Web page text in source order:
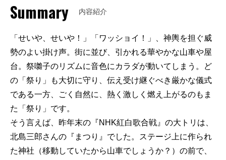
Summary 内容紹介
「せいや、せいや！」「ワッショイ！」、神輿を担ぐ威
勢のよい掛け声。街に並び、引かれる華やかな山車や屋
台。祭囃子のリズムに音色にカラダが動いてしまう。ど
の「祭り」も大切に守り、伝え受け継ぐべき厳かな儀式
である一方、ごく自然に、熱く激しく燃え上がるのもま
た「祭り」です。
そう言えば、昨年末の『NHK紅白歌合戦』の大トリは、
北島三郎さんの『まつり』でした。ステージ上に作られ
た神社（移動していたから山車でしょうか？）の前で、